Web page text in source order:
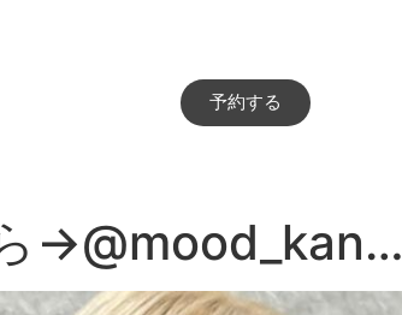
予約する
→@mood_kan…